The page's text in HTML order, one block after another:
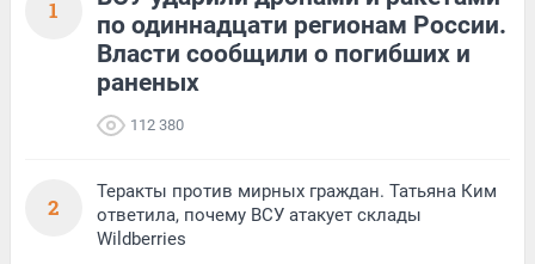
1
по одиннадцати регионам России.
Власти сообщили о погибших и
раненых
112 380
2
Теракты против мирных граждан. Татьяна Ким
ответила, почему ВСУ атакует склады
Wildberries